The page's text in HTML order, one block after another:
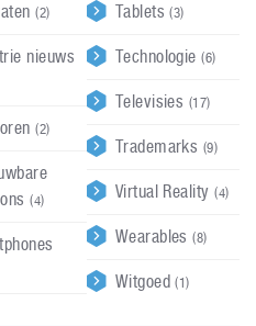
(2)
nieuws
(2)
(4)
Tablets(3)
Technologie(6)
Televisies (17)
Trademarks (9)
Virtual Reality(4)
Wearables(8)
Witgoed(1)